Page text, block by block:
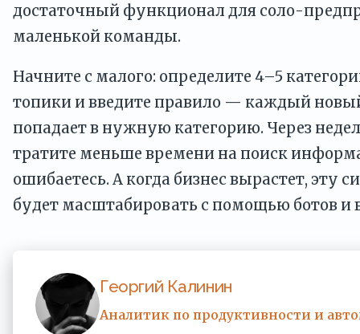
достаточный функционал для соло-
маленькой команды.
Начните с малого: определите 4–5
топики и введите правило — каждый новый
попадает в нужную категорию. Через
тратите меньше времени на поиск
ошибаетесь. А когда бизнес вырастет, эту
будет масштабировать с помощью ботов и
Георгий Калинин
Аналитик по продуктивности и